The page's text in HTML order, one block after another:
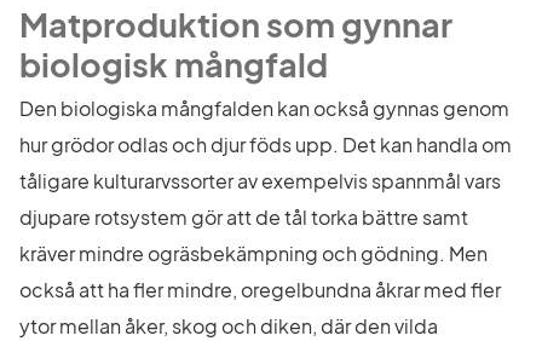
Matproduktion som gynnar
biologisk mångfald
Den biologiska mångfalden kan också gynnas genom
hur grödor odlas och djur föds upp. Det kan handla om
tåligare kulturarvssorter av exempelvis spannmål vars
djupare rotsystem gör att de tål torka bättre samt
kräver mindre ogräsbekämpning och gödning. Men
också att ha fler mindre, oregelbundna åkrar med fler
ytor mellan åker, skog och diken, där den vilda